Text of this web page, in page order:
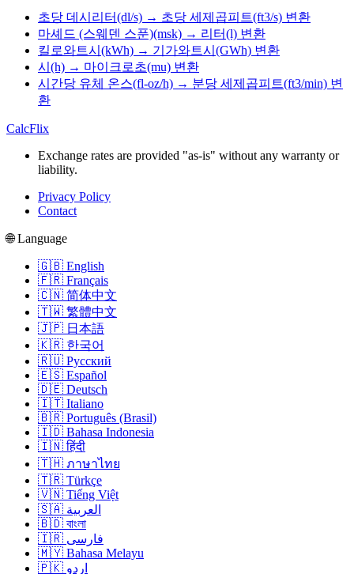
초당 데시리터(dl/s) → 초당 세제곱피트(ft3/s) 변환
마셰드 (스웨덴 스푼)(msk) → 리터(l) 변환
킬로와트시(kWh) → 기가와트시(GWh) 변환
시(h) → 마이크로초(mu) 변환
시간당 유체 온스(fl-oz/h) → 분당 세제곱피트(ft3/min) 변
환
CalcFlix
Exchange rates are provided "as-is" without any warranty or
liability.
Privacy Policy
Contact
🌐 Language
🇬🇧 English
🇫🇷 Français
🇨🇳 简体中文
🇹🇼 繁體中文
🇯🇵 日本語
🇰🇷 한국어
🇷🇺 Русский
🇪🇸 Español
🇩🇪 Deutsch
🇮🇹 Italiano
🇧🇷 Português (Brasil)
🇮🇩 Bahasa Indonesia
🇮🇳 हिंदी
🇹🇭 ภาษาไทย
🇹🇷 Türkçe
🇻🇳 Tiếng Việt
🇸🇦 العربية
🇧🇩 বাংলা
🇮🇷 فارسی
🇲🇾 Bahasa Melayu
🇵🇰 اردو